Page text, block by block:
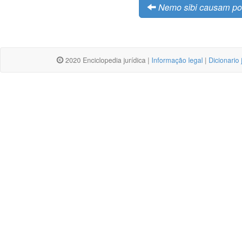
Nemo sibi causam
2020 Enciclopedia jurídica | Informação legal | Dicionario